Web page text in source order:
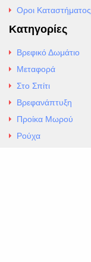
Οροι Καταστήματος
Κατηγορίες
Βρεφικό Δωμάτιο
Μεταφορά
Στο Σπίτι
Βρεφανάπτυξη
Προίκα Μωρού
Ρούχα